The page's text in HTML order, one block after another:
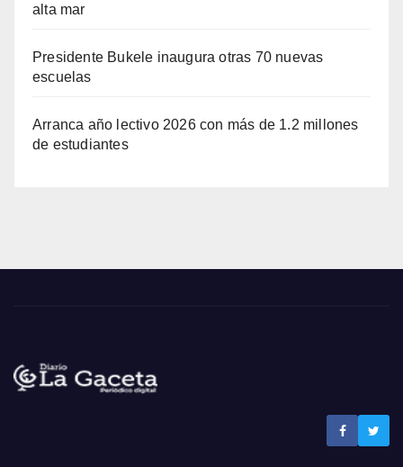
alta mar
Presidente Bukele inaugura otras 70 nuevas
escuelas
Arranca año lectivo 2026 con más de 1.2 millones
de estudiantes